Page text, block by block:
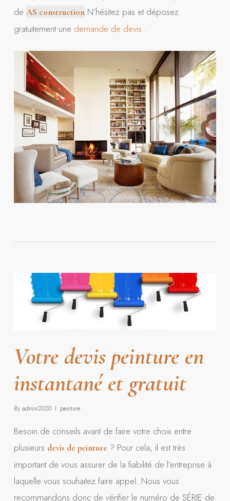
de AS constructionN’hésitez pas et déposez
gratuitement une demande de devis .
Votre devis peinture en
instantané et gratuit
By admin2020 peinture
Besoin de conseils avant de faire votre choix entre
plusieurs devis de peinture ? Pour cela, il est très
important de vous assurer de la fiabilité de l’entreprise à
laquelle vous souhaitez faire appel. Nous vous
recommandons donc de vérifier le numéro de SÉRIE de